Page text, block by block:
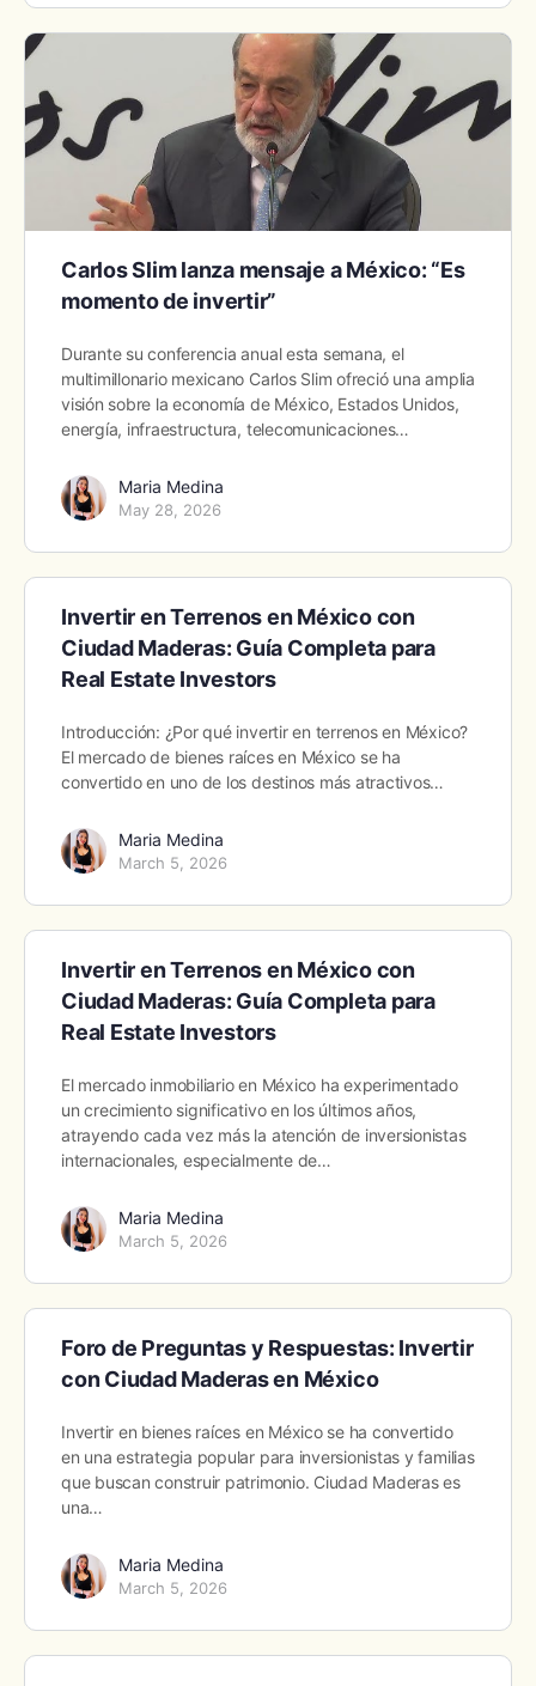
Carlos Slim lanza mensaje a México: “Es
momento de invertir”
Durante su conferencia anual esta semana, el
multimillonario mexicano Carlos Slim ofreció una amplia
visión sobre la economía de México, Estados Unidos,
energía, infraestructura, telecomunicaciones…
Maria Medina
May 28, 2026
Invertir en Terrenos en México con
Ciudad Maderas: Guía Completa para
Real Estate Investors
Introducción: ¿Por qué invertir en terrenos en México?
El mercado de bienes raíces en México se ha
convertido en uno de los destinos más atractivos…
Maria Medina
March 5, 2026
Invertir en Terrenos en México con
Ciudad Maderas: Guía Completa para
Real Estate Investors
El mercado inmobiliario en México ha experimentado
un crecimiento significativo en los últimos años,
atrayendo cada vez más la atención de inversionistas
internacionales, especialmente de…
Maria Medina
March 5, 2026
Foro de Preguntas y Respuestas: Invertir
con Ciudad Maderas en México
Invertir en bienes raíces en México se ha convertido
en una estrategia popular para inversionistas y familias
que buscan construir patrimonio. Ciudad Maderas es
una…
Maria Medina
March 5, 2026